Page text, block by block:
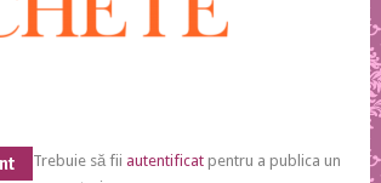
Trebuie să fii autentificatpentru a publica un